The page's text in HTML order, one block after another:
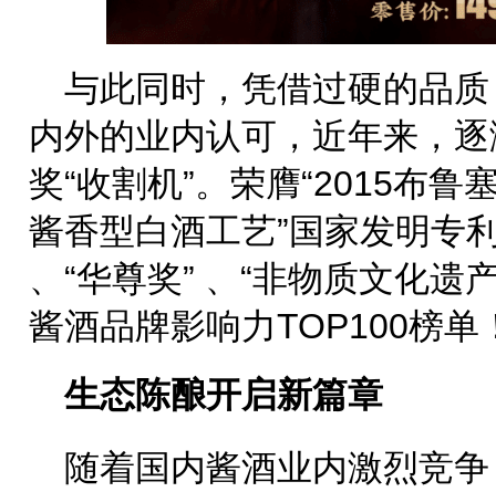
与此同时，凭借过硬的品
内外的业内认可，近年来，
奖“收割机”。荣膺“2015布鲁
酱香型白酒工艺”国家发明专
、“华尊奖” 、“非物质文化遗
酱酒品牌影响力TOP100榜单
生态陈酿开启新篇章
随着国内酱酒业内激烈竞